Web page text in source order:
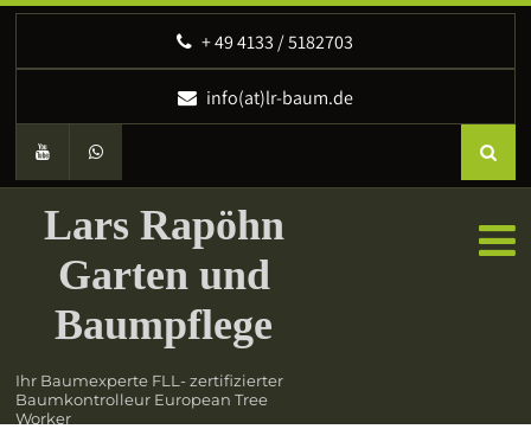
‭+ 49 4133 / 5182703
info(at)lr-baum.de
Lars Rapöhn
Garten und
Baumpflege
Ihr Baumexperte FLL- zertifizierter
Baumkontrolleur European Tree
Worker